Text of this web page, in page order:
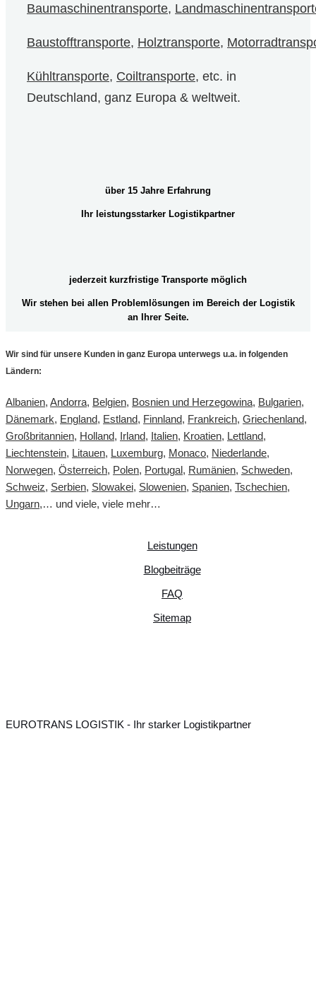
Baumaschinentransporte,
Baustofftransporte, Holztransporte,
Kühltransporte, Coiltransporte, etc. in
Deutschland, ganz Europa & weltweit.
über 15 Jahre Erfahrung
Ihr leistungsstarker Logistikpartner
jederzeit kurzfristige Transporte möglich
Wir stehen bei allen Problemlösungen im Bereich der Logistik
an Ihrer Seite.
Wir sind für unsere Kunden in ganz Europa unterwegs u.a. in folgenden
Ländern:
Albanien, Andorra, Belgien, Bosnien und Herzegowina, Bulgarien,
Dänemark, England, Estland, Finnland, Frankreich, Griechenland,
Großbritannien, Holland, Irland, Italien, Kroatien, Lettland,
Liechtenstein, Litauen, Luxemburg, Monaco, Niederlande,
Norwegen, Österreich, Polen, Portugal , Rumänien, Schweden,
Schweiz, Serbien, Slowakei, Slowenien, Spanien, Tschechien,
Ungarn,… und viele, viele mehr…
Leistungen
Blogbeiträge
FAQ
Sitemap
EUROTRANS LOGISTIK - Ihr starker Logistikpartner